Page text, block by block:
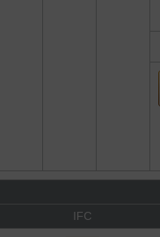
IFC